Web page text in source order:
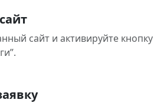
сайт и активируйте кнопку